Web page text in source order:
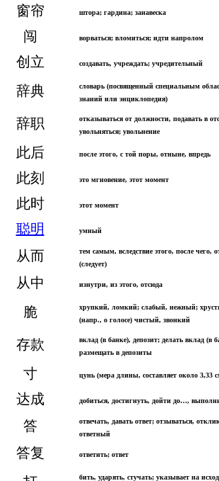
窗帘 штора; гардина; занавеска
闯 ворваться; вломиться; идти напролом
创立 создавать, учреждать; учредительный
辞典
словарь (посвященный специальным
знаний или энциклопедия)
辞职
отказываться от должности, подавать в
увольняться; увольнение
此后 после этого, с той поры, отныне, впредь
此刻 это мгновение, этот момент
此时 этот момент
聪明 умный
从而
тем самым, вследствие этого, после чего,
(следует)
从中 изнутри, из этого, отсюда
脆
хрупкий, ломкий; слабый, нежный;
(напр., о голосе) чистый, звонкий
存款
вклад (в банке), депозит; делать вклад (в
размещать в депозиты
寸 цунь (мера длины, составляет около 3,33
达成 добиться, достигнуть, дойти до…,
答
отвечать, давать ответ; отзываться,
ответный
答复 ответить; ответ
бить, ударять, стучать; указывает на